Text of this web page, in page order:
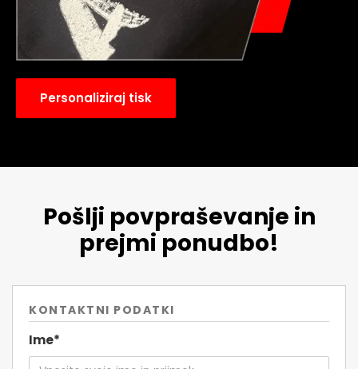
Personaliziraj tisk
Pošlji povpraševanje in
prejmi ponudbo!
KONTAKTNI PODATKI
Ime*